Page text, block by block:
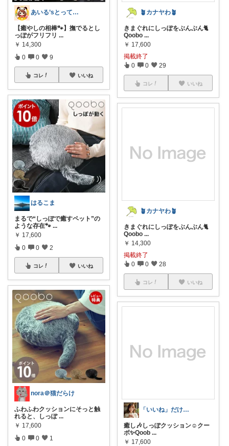
あいる’sとっておきプチプラLIST
【癒やしの相棒🐾】撫でるとし
っぽがフリフリ ...
￥ 14,300
0 0 9
コレ いいね
はるこま
まるで“しっぽで癒すペット”の
ような存在🐾 ...
￥ 17,600
0 0 2
コレ いいね
nora＠猫だらけ
ふわふわクッションにそっと触
れると、しっぽ ...
￥ 17,600
0 0 1
🪴カナヤわ🪴
きまぐれにしっぽをぶんぶん🐈
Qoobo ...
￥ 17,600
掲載終了
0 0 29
コレ いいね
🪴カナヤわ🪴
きまぐれにしっぽをぶんぶん🐈
Qoobo ...
￥ 14,300
掲載終了
0 0 28
コレ いいね
「いいね」だけで生きてます
癒し🎶しっぽクッション☺️クー
ボ✨Qoob ...
￥ 17,600